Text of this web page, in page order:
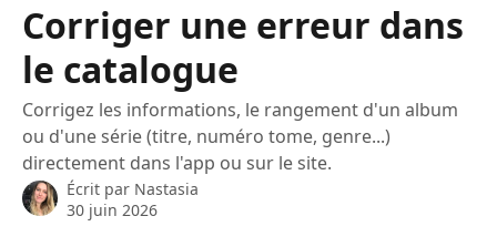
Corriger une erreur dans
le catalogue
Corrigez les informations, le rangement d'un album
ou d'une série (titre, numéro tome, genre...)
directement dans l'app ou sur le site.
Écrit par Nastasia
30 juin 2026